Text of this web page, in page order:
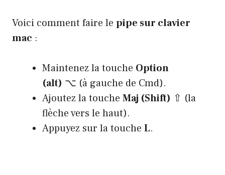
Voici comment faire le pipe sur clavier
mac :
Maintenez la touche Option
(alt) ⌥ (à gauche de Cmd).
Ajoutez la touche Maj (Shift) ⇧ (la
flèche vers le haut).
Appuyez sur la touche L.